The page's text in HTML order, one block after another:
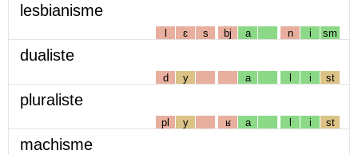
lesbianisme
l ɛ s bj a n i sm
dualiste
d y a l i st
pluraliste
pl y ʁ a l i st
machisme